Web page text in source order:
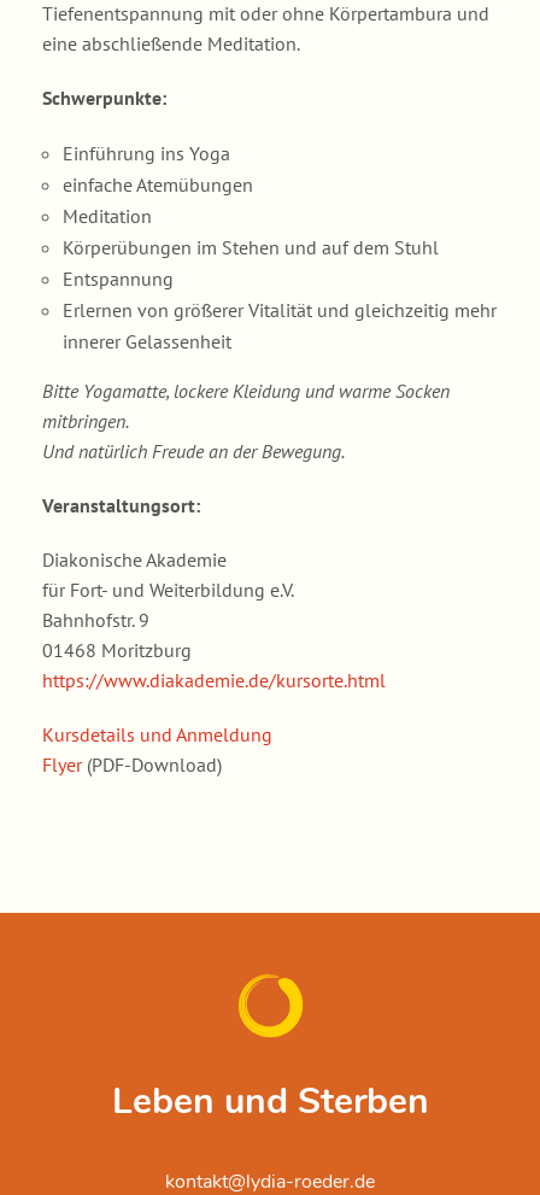
Tiefenentspannung mit oder ohne Körpertambura und
eine abschließende Meditation.
Schwerpunkte:
Einführung ins Yoga
einfache Atemübungen
Meditation
Körperübungen im Stehen und auf dem Stuhl
Entspannung
Erlernen von größerer Vitalität und gleichzeitig mehr
innerer Gelassenheit
Bitte Yogamatte, lockere Kleidung und warme Socken
mitbringen.
Und natürlich Freude an der Bewegung.
Veranstaltungsort:
Diakonische Akademie
für Fort- und Weiterbildung e.V.
Bahnhofstr. 9
01468 Moritzburg
https://www.diakademie.de/kursorte.html
Kursdetails und Anmeldung
Flyer(PDF-Download)
Leben und Sterben
kontakt@lydia-roeder.de